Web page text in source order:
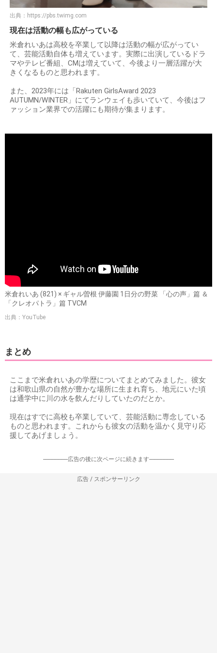
出典： https://pbs.twimg.com
現在は活動の幅も広がっている
米倉れいあは高校を卒業して以降は活動の幅が広がってい
て、芸能活動自体も増えています。実際に出演しているドラ
マやテレビ番組、CMは増えていて、今後より一層活躍が大
きくなるものと思われます。
また、2023年には「Rakuten GirlsAward 2023
AUTUMN/WINTER」にてランウェイも歩いていて、今後はフ
ァッション業界での活躍にも期待が集まります。
米倉れいあ (821) × ギャル曽根 伊藤園 1日分の野菜 「心の声」篇 ＆
「クレオパトラ」篇 TVCM
出典：YouTube
まとめ
ここまで米倉れいあの学歴についてまとめてみました。彼女
は和歌山県の自然が豊かな場所に生まれ育ち、地元にいた頃
は通学中に川の水を飲んだりしていたのだとか。
現在はすでに高校も卒業していて、芸能活動に専念している
ものと思われます。これからも彼女の活動を温かく見守り応
援してあげましょう。
-----------------広告の後に次ページに続きます-----------------
広告 / スポンサーリンク